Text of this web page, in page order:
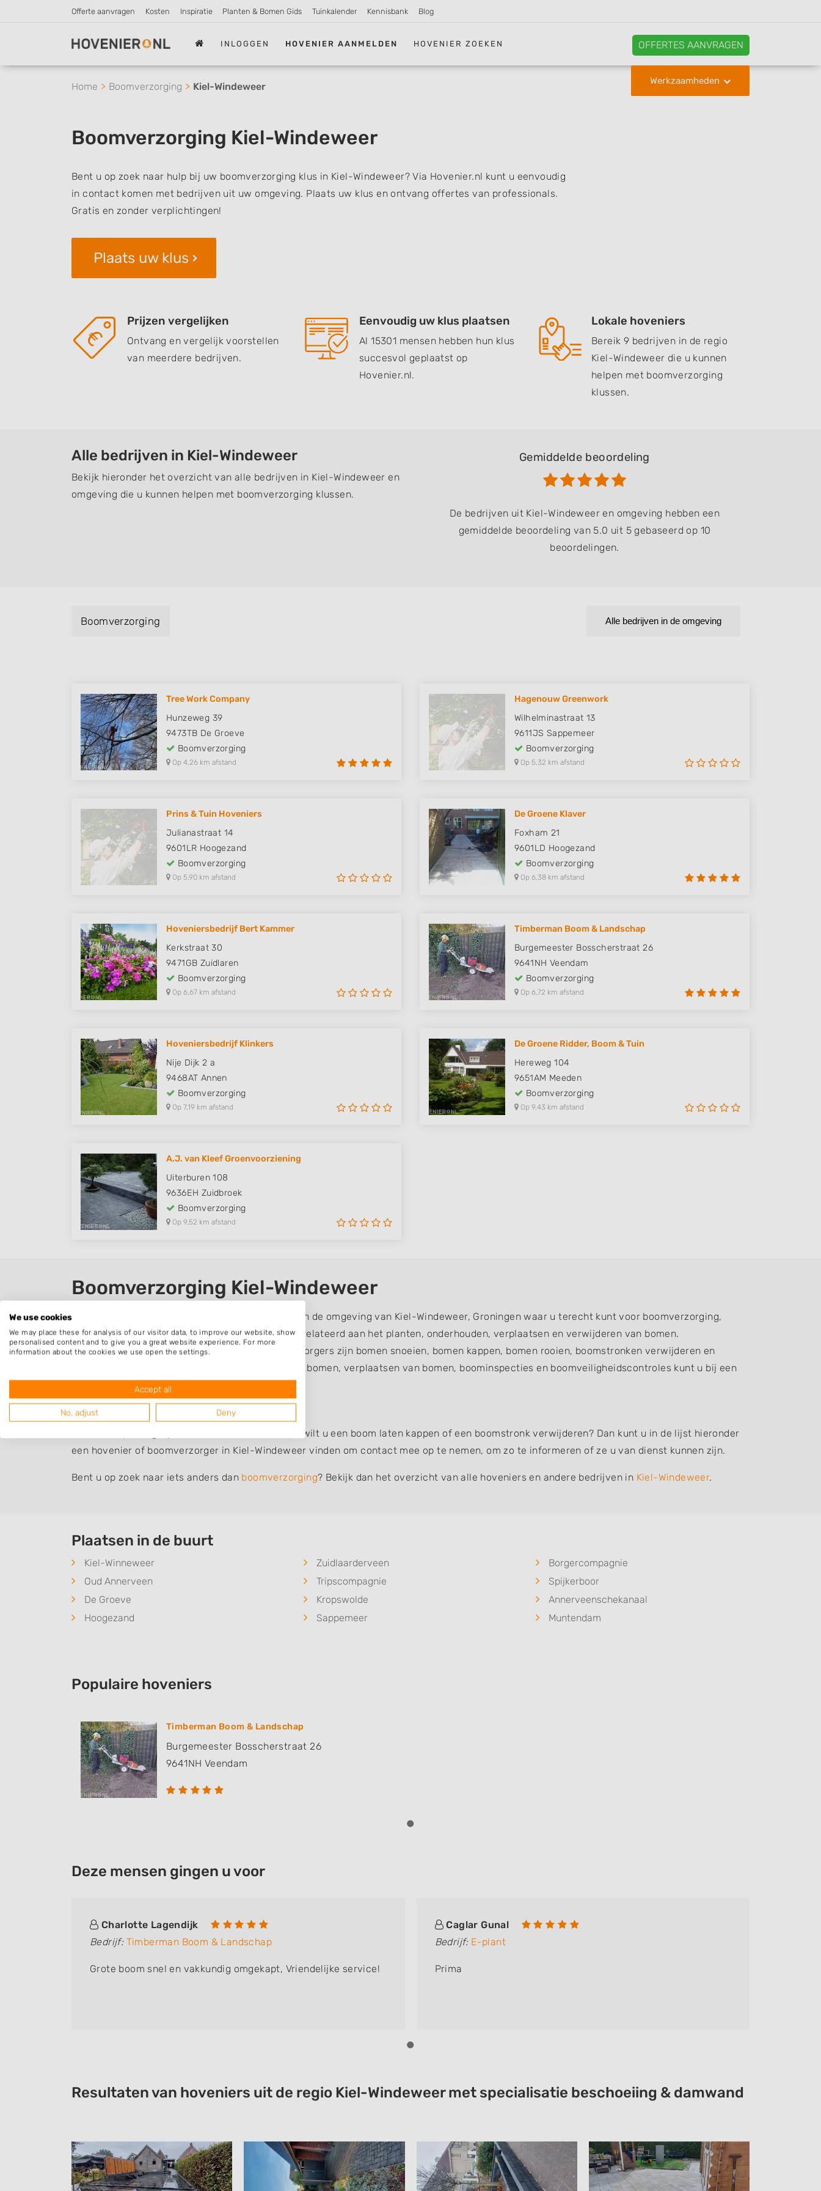
Offerte aanvragen Kosten Inspiratie Planten & Bomen Gids Tuinkalender Kennisbank Blog
INLOGGEN HOVENIER AANMELDEN HOVENIER ZOEKEN OFFERTES AANVRAGEN
Werkzaamheden
Home Boomverzorging Kiel-Windeweer
Boomverzorging Kiel-Windeweer
Bent u op zoek naar hulp bij uw boomverzorging klus in Kiel-Windeweer? Via Hovenier.nl kunt u eenvoudig
in contact komen met bedrijven uit uw omgeving. Plaats uw klus en ontvang offertes van professionals.
Gratis en zonder verplichtingen!
Plaats uw klus
Prijzen vergelijken
Ontvang en vergelijk voorstellen
van meerdere bedrijven.
Eenvoudig uw klus plaatsen
Al 15301 mensen hebben hun klus
succesvol geplaatst op
Hovenier.nl.
Lokale hoveniers
Bereik 9 bedrijven in de regio
Kiel-Windeweer die u kunnen
helpen met boomverzorging
klussen.
Alle bedrijven in Kiel-Windeweer
Bekijk hieronder het overzicht van alle bedrijven in Kiel-Windeweer en
omgeving die u kunnen helpen met boomverzorging klussen.
Gemiddelde beoordeling
De bedrijven uit Kiel-Windeweer en omgeving hebben een
gemiddelde beoordeling van 5.0 uit 5 gebaseerd op 10
beoordelingen.
Boomverzorging Alle bedrijven in de omgeving
Tree Work Company
Hunzeweg 39
9473TB De Groeve
Boomverzorging
Op 4,26 km afstand
Hagenouw Greenwork
Wilhelminastraat 13
9611JS Sappemeer
Boomverzorging
Op 5,32 km afstand
Prins & Tuin Hoveniers
Julianastraat 14
9601LR Hoogezand
Boomverzorging
Op 5,90 km afstand
De Groene Klaver
Foxham 21
9601LD Hoogezand
Boomverzorging
Op 6,38 km afstand
Hoveniersbedrijf Bert Kammer
Kerkstraat 30
9471GB Zuidlaren
Boomverzorging
Op 6,67 km afstand
Timberman Boom & Landschap
Burgemeester Bosscherstraat 26
9641NH Veendam
Boomverzorging
Op 6,72 km afstand
Hoveniersbedrijf Klinkers
Nije Dijk 2 a
9468AT Annen
Boomverzorging
Op 7,19 km afstand
De Groene Ridder, Boom & Tuin
Hereweg 104
9651AM Meeden
Boomverzorging
Op 9,43 km afstand
A.J. van Kleef Groenvoorziening
Uiterburen 108
9636EH Zuidbroek
Boomverzorging
Op 9,52 km afstand
Boomverzorging Kiel-Windeweer
Een overzicht van hoveniers en boomverzorgers in de omgeving van Kiel-Windeweer, Groningen waar u terecht kunt voor boomverzorging,
waaronder alle werkzaamheden vallen die zijn gerelateerd aan het planten, onderhouden, verplaatsen en verwijderen van bomen.
Veelvoorkomende werkzaamheden van boomverzorgers zijn bomen snoeien, bomen kappen, bomen rooien, boomstronken verwijderen en
stobbenfrezen. Maar ook voor het aanplanten van bomen, verplaatsen van bomen, boominspecties en boomveiligheidscontroles kunt u bij een
boomverzorger terecht.
Bomen snoeien of kappen?
Heeft u hulp nodig bij het snoeien van een boom, wilt u een boom laten kappen of een boomstronk verwijderen? Dan kunt u in de lijst hieronder
een hovenier of boomverzorger in Kiel-Windeweer vinden om contact mee op te nemen, om zo te informeren of ze u van dienst kunnen zijn.
Bent u op zoek naar iets anders dan boomverzorging? Bekijk dan het overzicht van alle hoveniers en andere bedrijven in Kiel-Windeweer.
Plaatsen in de buurt
Kiel-Winneweer Zuidlaarderveen
Borgercompagnie
Oud Annerveen
Tripscompagnie
Spijkerboor
De Groeve
Kropswolde
Annerveenschekanaal
Hoogezand
Sappemeer Muntendam
Populaire hoveniers
Timberman Boom & Landschap
Burgemeester Bosscherstraat 26
9641NH Veendam
Deze mensen gingen u voor
Charlotte Lagendijk
Bedrijf: Timberman Boom & Landschap
Grote boom snel en vakkundig omgekapt, Vriendelijke service!
Caglar Gunal
Bedrijf: E-plant
Prima
Resultaten van hoveniers uit de regio Kiel-Windeweer met specialisatie beschoeiing & damwand
We use cookies
We may place these for analysis of our visitor data, to improve our website, show
personalised content and to give you a great website experience. For more
information about the cookies we use open the settings.
Accept all
No, adjust Deny